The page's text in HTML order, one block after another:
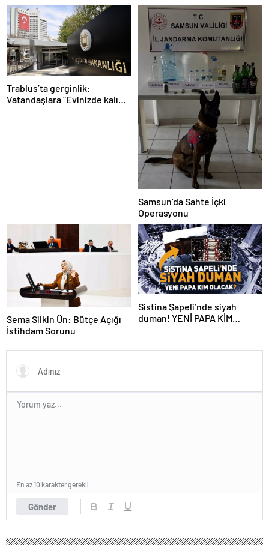
Trablus’ta gerginlik:
Vatandaşlara “Evinizde kalın”
Samsun’da Sahte İçki
Operasyonu
Sema Silkin Ün: Bütçe Açığı
İstihdam Sorunu
Sistina Şapeli’nde siyah
duman! YENİ PAPA KİM
Gönder
En az 10 karakter gerekli